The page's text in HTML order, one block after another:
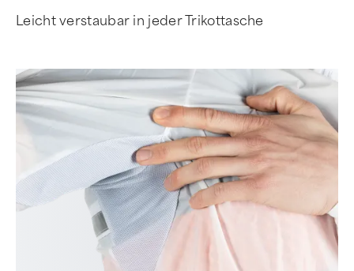
Leicht verstaubar in jeder Trikottasche